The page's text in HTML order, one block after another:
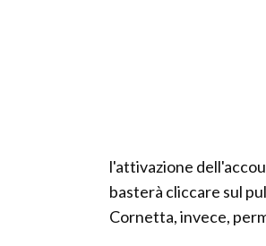
l'attivazione
basterà cliccare sul
Cornetta, invece,